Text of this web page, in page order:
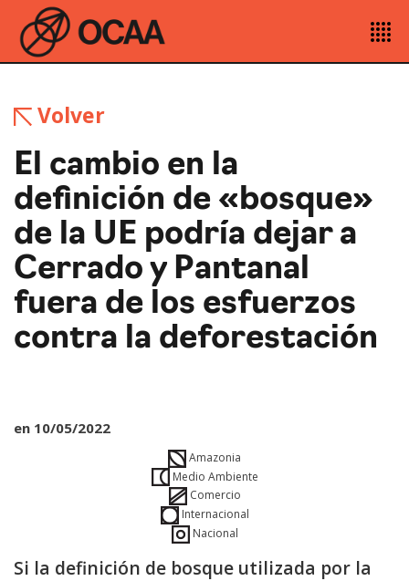
Volver
El cambio en la
definición de «bosque»
de la UE podría dejar a
Cerrado y Pantanal
fuera de los esfuerzos
contra la deforestación
en 10/05/2022
Amazonia
Medio Ambiente
Comercio
Internacional
Nacional
Si la definición de bosque utilizada por la